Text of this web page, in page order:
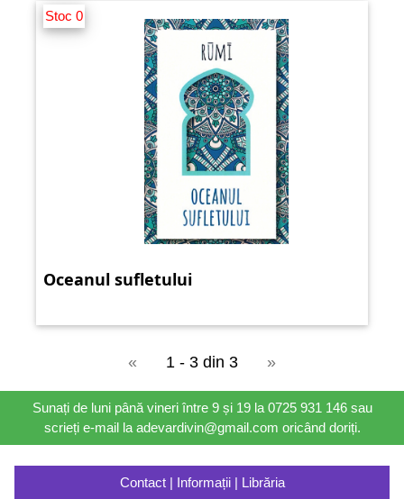
Stoc 0
Oceanul sufletului
« 1 - 3 din 3 »
Sunați de luni până vineri între 9 și 19 la 0725 931 146 sau
scrieți e-mail la adevardivin@gmail.com oricând doriți.
Contact | Informații | Librăria